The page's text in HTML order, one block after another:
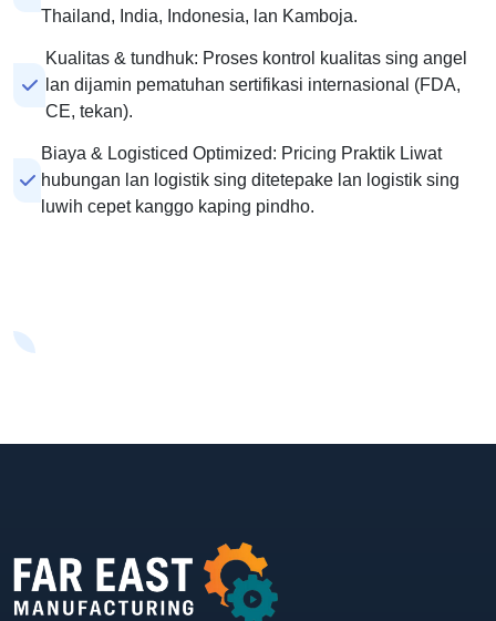
Thailand, India, Indonesia, lan Kamboja.
Kualitas & tundhuk: Proses kontrol kualitas sing angel
lan dijamin pematuhan sertifikasi internasional (FDA,
CE, tekan).
Biaya & Logisticed Optimized: Pricing Praktik Liwat
hubungan lan logistik sing ditetepake lan logistik sing
luwih cepet kanggo kaping pindho.